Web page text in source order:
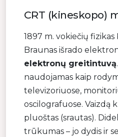
CRT (kineskopo)
1897 m. vokiečių
Braunas išrado
elektronų greitintuvą
naudojamas kaip
televizoriuose,
oscilografuose. Vaizdą
pluoštas (srautas).
trūkumas – jo dydis ir